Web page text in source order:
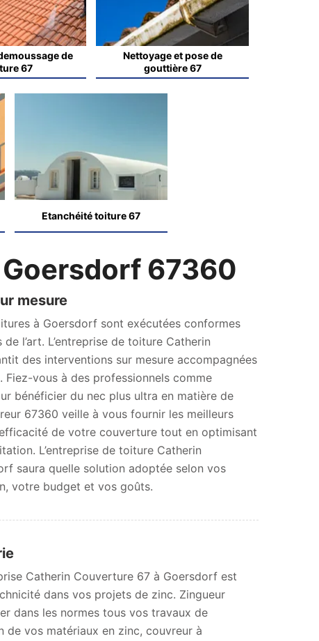
de
67
Nettoyage et pose de
gouttière 67
Etanchéité toiture 67
67360
mesure
à Goersdorf sont exécutées conformes
l’art. L’entreprise de toiture Catherin
des interventions sur mesure accompagnées
Fiez-vous à des professionnels comme
bénéficier du nec plus ultra en matière de
67360 veille à vous fournir les meilleurs
de votre couverture tout en optimisant
L’entreprise de toiture Catherin
saura quelle solution adoptée selon vos
votre budget et vos goûts.
Catherin Couverture 67 à Goersdorf est
dans vos projets de zinc. Zingueur
dans les normes tous vos travaux de
de vos matériaux en zinc, couvreur à